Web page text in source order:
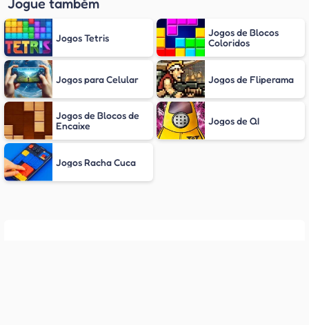
Jogos Tetris
Jogos de Blocos
Coloridos
Jogos para Celular Jogos de Fliperama
Jogos de Blocos de
Encaixe
Jogos de QI
Jogos Racha Cuca